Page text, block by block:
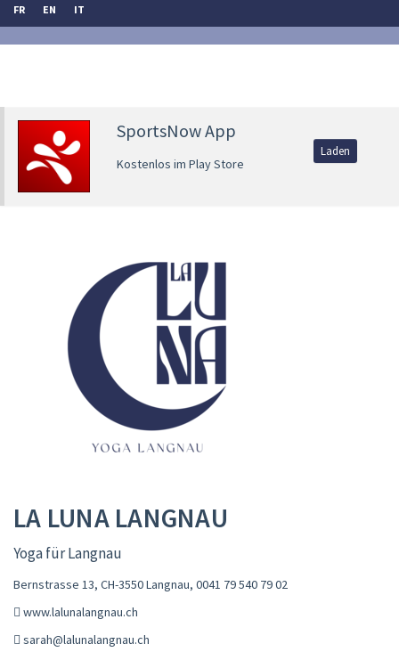
FR EN IT
SportsNow App
Kostenlos im Play Store
Laden
LA LUNA LANGNAU
Yoga für Langnau
Bernstrasse 13, CH-3550 Langnau, 0041 79 540 79 02
www.lalunalangnau.ch
sarah@lalunalangnau.ch